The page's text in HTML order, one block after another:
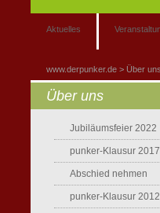
Aktuelles
www.derpunker.de Über uns
Über uns
Jubiläumsfeier 2022
punker-Klausur 2017
Abschied nehmen
punker-Klausur 2012